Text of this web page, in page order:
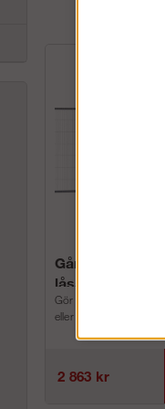
Gånggrind med
låsanordning
Gör det enkelt och
eller ut, låses med
2 863 kr